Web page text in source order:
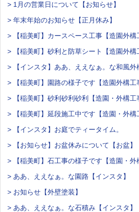
> 1月の営業日について【お知らせ】
> 年末年始のお知らせ【正月休み】
> 【稲美町】カースペース工事【造園外構
> 【稲美町】砂利と防草シート【造園外構
> 【インスタ】ああ、ええなぁ。な和風外
> 【稲美町】園路の様子です【造園外構工
> 【稲美町】砂利砂利砂利【造園・外構工
> 【稲美町】延段施工中です【造園・外構
> 【インスタ】お庭でティータイム。
> 【お知らせ】お盆休みについて【お盆】
> 【稲美町】石工事の様子です【造園・外
> ああ、ええなぁ。な園路【インスタ】
> お知らせ【外壁塗装】
> ああ、ええなぁ。な石積み【インスタ】